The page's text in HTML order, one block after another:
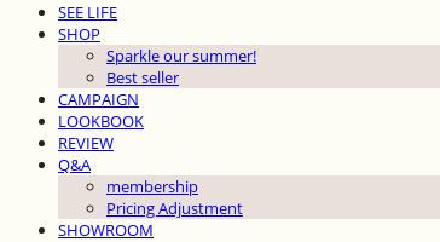
SEE LIFE
SHOP
Sparkle our summer!
Best seller
CAMPAIGN
LOOKBOOK
REVIEW
Q&A
membership
Pricing Adjustment
SHOWROOM